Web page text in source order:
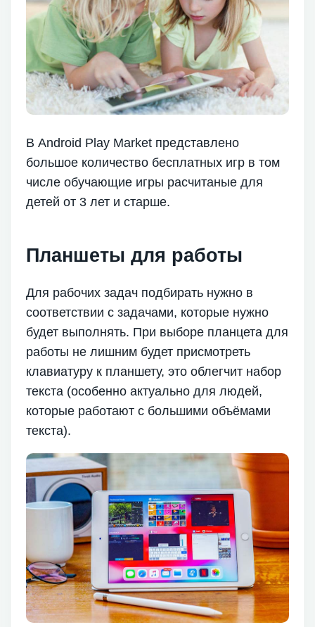
В Android Play Market представлено
большое количество бесплатных игр в том
числе обучающие игры расчитаные для
детей от 3 лет и старше.
Планшеты для работы
Для рабочих задач подбирать нужно в
соответствии с задачами, которые нужно
будет выполнять. При выборе планцета для
работы не лишним будет присмотреть
клавиатуру к планшету, это облегчит набор
текста (особенно актуально для людей,
которые работают с большими объёмами
текста).